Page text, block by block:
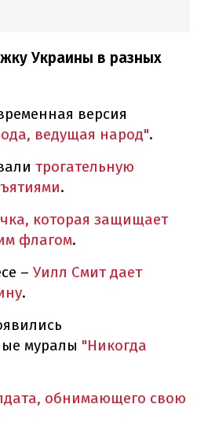
Украины в разных
версия
ведущая народ".
трогательную
.
которая защищает
флагом.
–Уилл Смит дает
.
муралы "Никогда
обнимающего свою